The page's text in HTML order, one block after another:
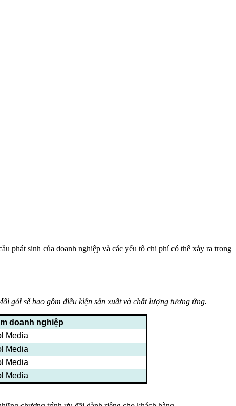
phát sinh của doanh nghiệp và các yếu tố chi phí có thể xảy ra trong
gói sẽ bao gồm điều kiện sản xuất và chất lượng tương ứng.
doanh nghiệp
Media
Media
Media
Media